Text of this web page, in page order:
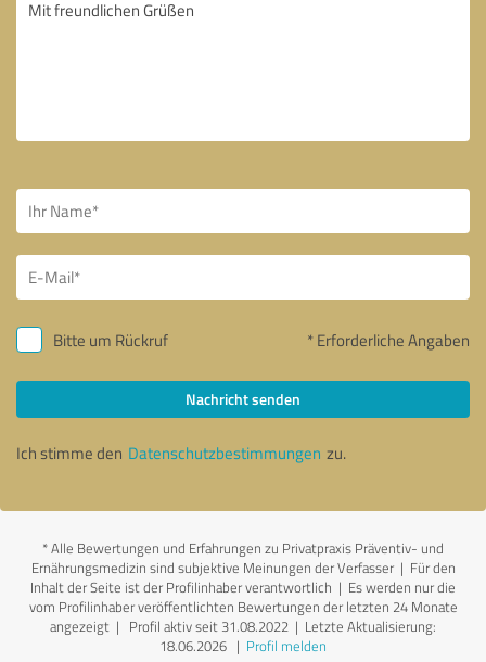
Bitte um Rückruf * Erforderliche Angaben
Nachricht senden
Ich stimme den Datenschutzbestimmungen zu.
*Alle Bewertungen und Erfahrungen zu Privatpraxis Präventiv- und
Ernährungsmedizin sind subjektive Meinungen der Verfasser | Für den
Inhalt der Seite ist der Profilinhaber verantwortlich | Es werden nur die
vom Profilinhaber veröffentlichten Bewertungen der letzten 24 Monate
angezeigt | Profil aktiv seit 31.08.2022 | Letzte Aktualisierung:
18.06.2026 | Profil melden